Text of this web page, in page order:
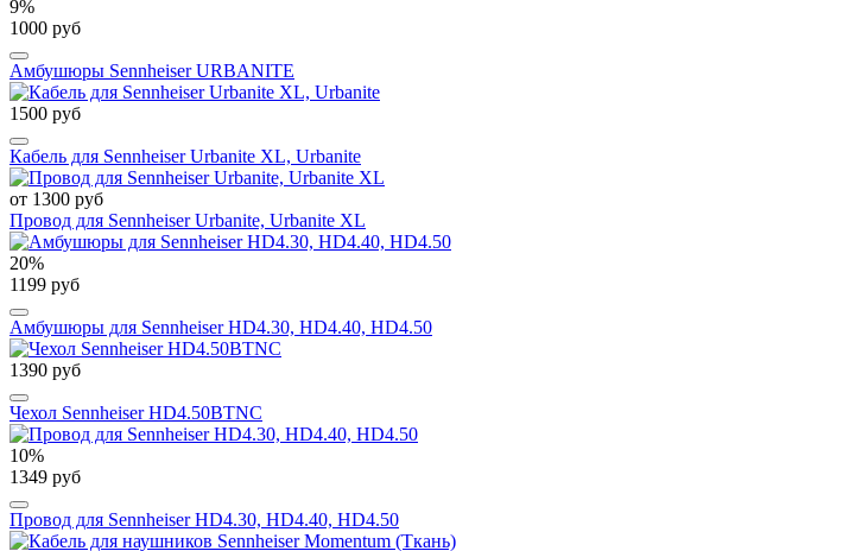
9%
1000 руб
Амбушюры Sennheiser URBANITE
1500 руб
Кабель для Sennheiser Urbanite XL, Urbanite
от 1300 руб
Провод для Sennheiser Urbanite, Urbanite XL
20%
1199 руб
Амбушюры для Sennheiser HD4.30, HD4.40, HD4.50
1390 руб
Чехол Sennheiser HD4.50BTNC
10%
1349 руб
Провод для Sennheiser HD4.30, HD4.40, HD4.50